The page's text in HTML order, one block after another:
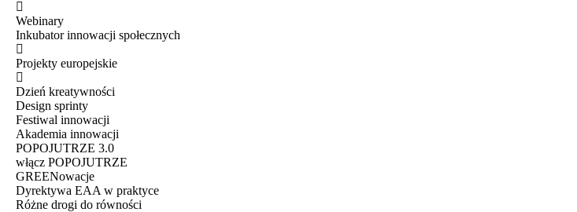
Webinary
Inkubator innowacji społecznych
Projekty europejskie
Dzień kreatywności
Design sprinty
Festiwal innowacji
Akademia innowacji
POPOJUTRZE 3.0
włącz POPOJUTRZE
GREENowacje
Dyrektywa EAA w praktyce
Różne drogi do równości